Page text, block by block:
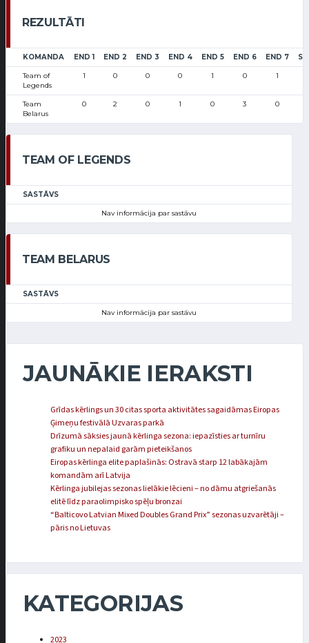
REZULTĀTI
KOMANDA END 1 END 2 END 3 END 4 END 5 END 6 END 7
Team of
Legends
1 0 0 0 1 0 1
Team
Belarus
0 2 0 1 0 3 0
TEAM OF LEGENDS
SASTĀVS
Nav informācija par sastāvu
TEAM BELARUS
SASTĀVS
Nav informācija par sastāvu
JAUNĀKIE IERAKSTI
Grīdas kērlings un 30 citas sporta aktivitātes sagaidāmas Eiropas
Ģimeņu festivālā Uzvaras parkā
Drīzumā sāksies jaunā kērlinga sezona: iepazīsties ar turnīru
grafiku un nepalaid garām pieteikšanos
Eiropas kērlinga elite paplašinās: Ostravā starp 12 labākajām
komandām arī Latvija
Kērlinga jubilejas sezonas lielākie lēcieni – no dāmu atgriešanās
elitē līdz paraolimpisko spēļu bronzai
“Balticovo Latvian Mixed Doubles Grand Prix” sezonas uzvarētāji –
pāris no Lietuvas
KATEGORIJAS
2023